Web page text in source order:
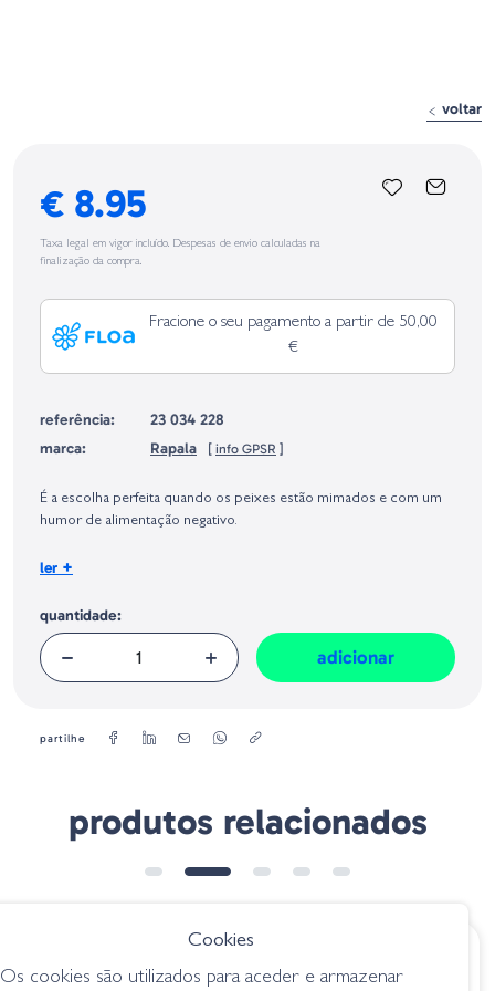
voltar
€ 8.95
Taxa legal em vigor incluído. Despesas de envio calculadas na
finalização da compra.
Fracione o seu pagamento a partir de 50,00
€
referência:
23 034 228
marca:
Rapala [ info GPSR ]
Europeia, dos produtos da marca, conforme requerido no Regulamento
Geral sobre a Segurança dos Produtos (GPSR):
É a escolha perfeita quando os peixes estão mimados e com um
humor de alimentação negativo.
Peso:
ler +
quantidade:
adicionar
partilhe
produtos relacionados
€ 17.50
Cookies
Os cookies são utilizados para aceder e armazenar